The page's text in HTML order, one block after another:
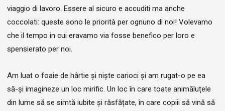
viaggio di lavoro. Essere al sicuro e accuditi ma anche
coccolati: queste sono le priorità per ognuno di noi! Volevamo
che il tempo in cui eravamo via fosse benefico per loro e
spensierato per noi.
Am luat o foaie de hârtie și niște carioci și am rugat-o pe ea
să-și imagineze un loc mirific. Un loc în care toate animăluțele
din lume să se simtă iubite și răsfățate, în care copiii să vină să